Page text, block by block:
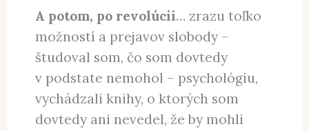
A potom, po revolúcii… zrazu toľko
možností a prejavov slobody –
študoval som, čo som dovtedy
v podstate nemohol – psychológiu,
vychádzali knihy, o ktorých som
dovtedy ani nevedel, že by mohli